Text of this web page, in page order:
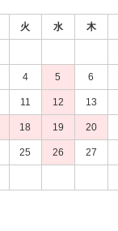
火 水 木
4 5 6
11 12 13
18 19 20
25 26 27